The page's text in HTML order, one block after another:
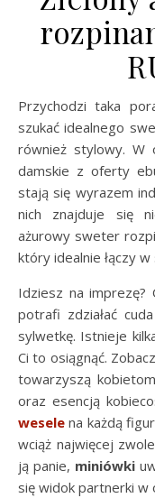
Przychodzi taka pora roku, gdy każda kobieta zaczyna
szukać idealnego
również stylowy.
damskie z oferty
stają się wyrazem
nich znajduje się
ażurowy sweter
który idealnie łączy
Idziesz na imprezę?
potrafi zdziałać
sylwetkę. Istnieje
Ci to osiągnąć.
towarzyszą
oraz esencją
wesele na każdą
wciąż najwięcej
ją panie, miniówki
się widok partnerki w